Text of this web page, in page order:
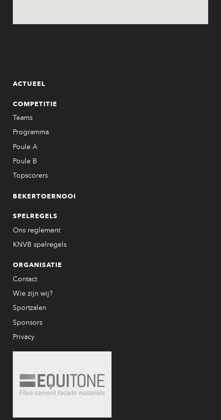
ACTUEEL
COMPETITIE
Teams
Programma
Poule A
Poule B
Topscorers
BEKERTOERNOOI
SPELREGELS
Ons reglement
KNVB spelregels
ORGANISATIE
Contact
Wie zijn wij?
Sportzalen
Sponsors
Privacy